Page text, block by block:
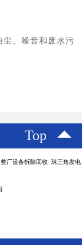
、噪音和废水污
Top
厂设备拆除回收 珠三角发电